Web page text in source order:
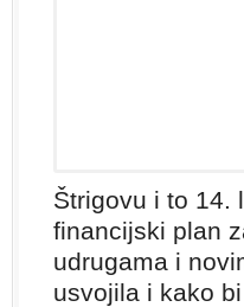
Štrigovu i to 14.
financijski plan
udrugama i
usvojila i kako